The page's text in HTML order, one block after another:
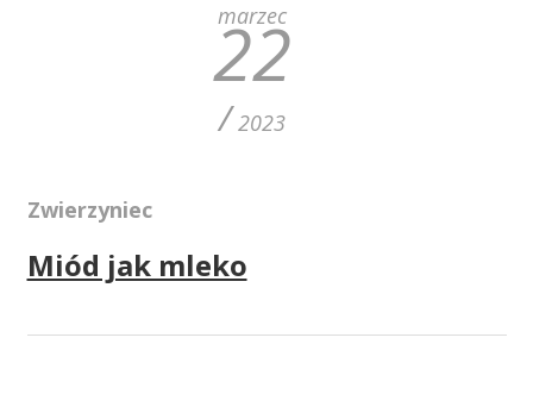
marzec
22
/ 2023
Zwierzyniec
Miód jak mleko